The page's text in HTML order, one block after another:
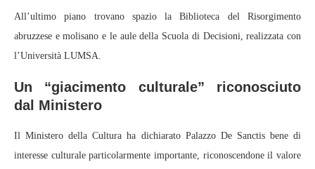
All’ultimo piano trovano spazio la Biblioteca del Risorgimento
abruzzese e molisano e le aule della Scuola di Decisioni, realizzata con
l’Università LUMSA.
Un “giacimento culturale” riconosciuto
dal Ministero
Il Ministero della Cultura ha dichiarato Palazzo De Sanctis bene di
interesse culturale particolarmente importante, riconoscendone il valore